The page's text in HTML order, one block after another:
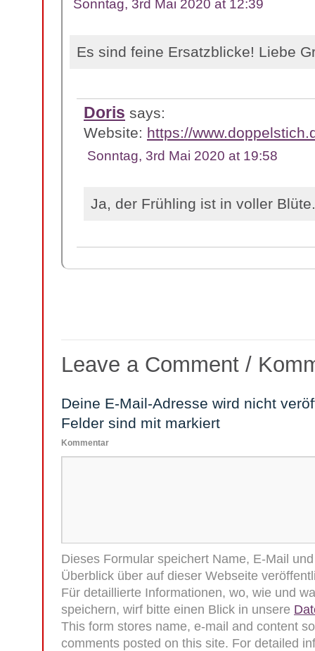
Sonntag, 3rd Mai 2020 at 12:39
Es sind feine Ersatzblicke! Liebe
Doris says:
Website: https://
Sonntag, 3rd Mai 2020 at 19:58
Ja, der Frühling ist in voller Blüte.
Leave a Comment /
Deine E-Mail-Adresse wird nicht
Felder sind mit markiert
Kommentar
Dieses Formular speichert Name, E-Mail
Überblick über auf dieser Webseite
Für detaillierte Informationen, wo, wie und
speichern, wirf bitte einen Blick in unsere
This form stores name, e-mail and content
comments posted on this site. For detailed